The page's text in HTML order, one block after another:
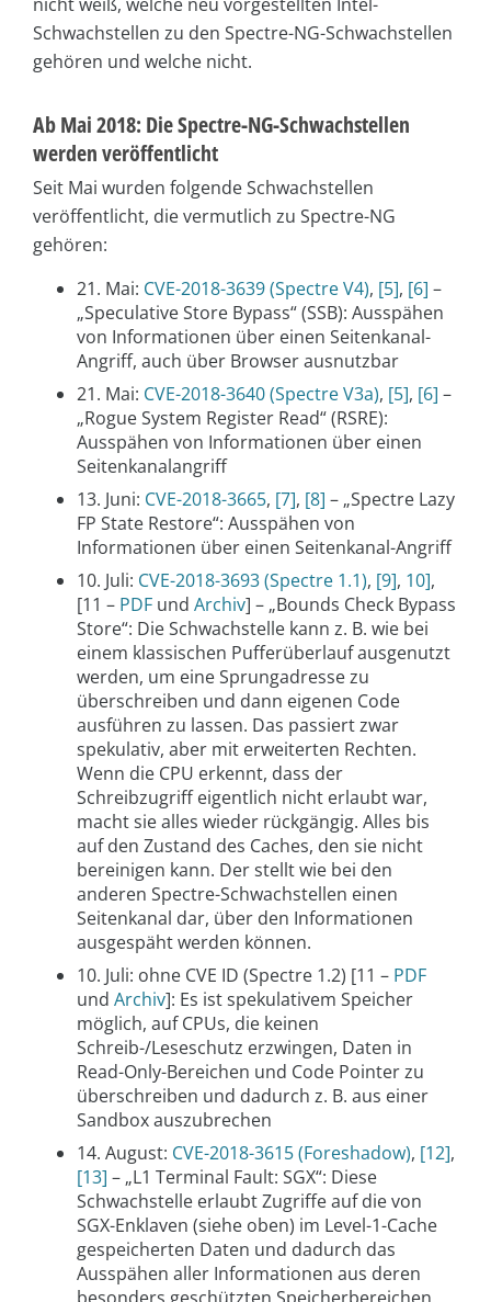
Schwachstellen zu den Spectre-NG-Schwachstellen
gehören und welche nicht.
Ab Mai 2018: Die Spectre-NG-Schwachstellen
werden veröffentlicht
Seit Mai wurden folgende Schwachstellen
veröffentlicht, die vermutlich zu Spectre-NG
gehören:
21. Mai: CVE-2018-3639 (Spectre V4), [5], [6] –
„Speculative Store Bypass“ (SSB): Ausspähen
von Informationen über einen Seitenkanal-
Angriff, auch über Browser ausnutzbar
21. Mai: CVE-2018-3640 (Spectre V3a), [5], [6] –
„Rogue System Register Read“ (RSRE):
Ausspähen von Informationen über einen
Seitenkanalangriff
13. Juni: CVE-2018-3665, [7], [8] – „Spectre Lazy
FP State Restore“: Ausspähen von
Informationen über einen Seitenkanal-Angriff
10. Juli: CVE-2018-3693 (Spectre 1.1), [9], 10],
[11 – PDF und Archiv] – „Bounds Check Bypass
Store“: Die Schwachstelle kann z. B. wie bei
einem klassischen Pufferüberlauf ausgenutzt
werden, um eine Sprungadresse zu
überschreiben und dann eigenen Code
ausführen zu lassen. Das passiert zwar
spekulativ, aber mit erweiterten Rechten.
Wenn die CPU erkennt, dass der
Schreibzugriff eigentlich nicht erlaubt war,
macht sie alles wieder rückgängig. Alles bis
auf den Zustand des Caches, den sie nicht
bereinigen kann. Der stellt wie bei den
anderen Spectre-Schwachstellen einen
Seitenkanal dar, über den Informationen
ausgespäht werden können.
10. Juli: ohne CVE ID (Spectre 1.2) [11 – PDF
und Archiv]: Es ist spekulativem Speicher
möglich, auf CPUs, die keinen
Schreib-/Leseschutz erzwingen, Daten in
Read-Only-Bereichen und Code Pointer zu
überschreiben und dadurch z. B. aus einer
Sandbox auszubrechen
14. August: CVE-2018-3615 (Foreshadow), [12],
[13] – „L1 Terminal Fault: SGX“: Diese
Schwachstelle erlaubt Zugriffe auf die von
SGX-Enklaven (siehe oben) im Level-1-Cache
gespeicherten Daten und dadurch das
Ausspähen aller Informationen aus deren
besonders geschützten Speicherbereichen.